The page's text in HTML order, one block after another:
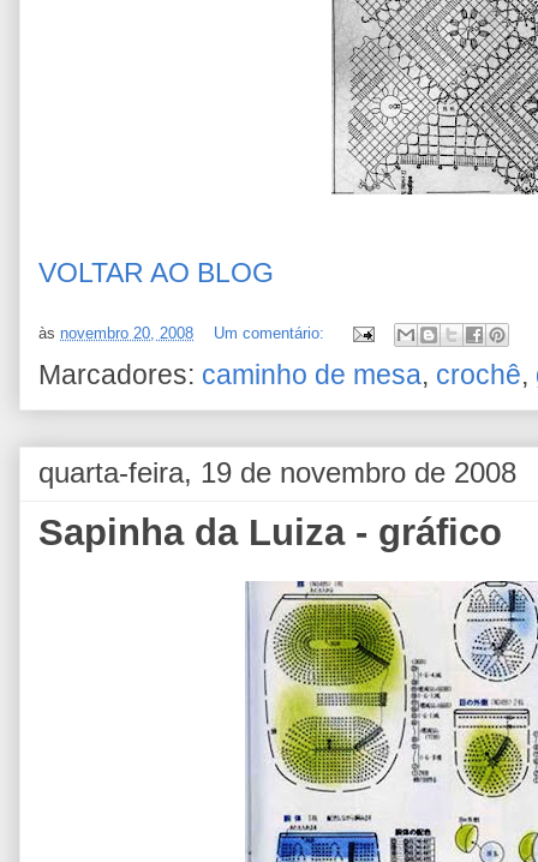
VOLTAR AO BLOG
às novembro 20, 2008 Um comentário:
Marcadores: caminho de mesa, crochê,
quarta-feira, 19 de novembro de 2008
Sapinha da Luiza - gráfico